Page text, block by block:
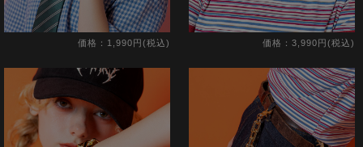
価格：1,990円(税込) 価格：3,990円(税込)